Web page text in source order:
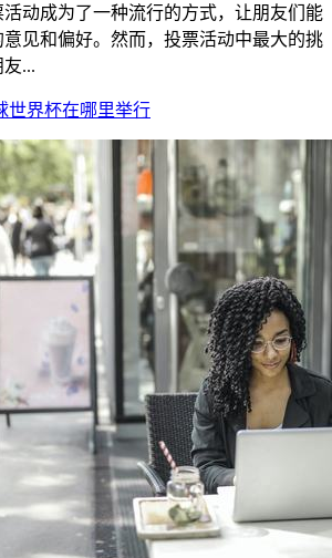
动成为了一种流行的方式，让朋友们能
见和偏好。然而，投票活动中最大的挑
...
世界杯在哪里举行